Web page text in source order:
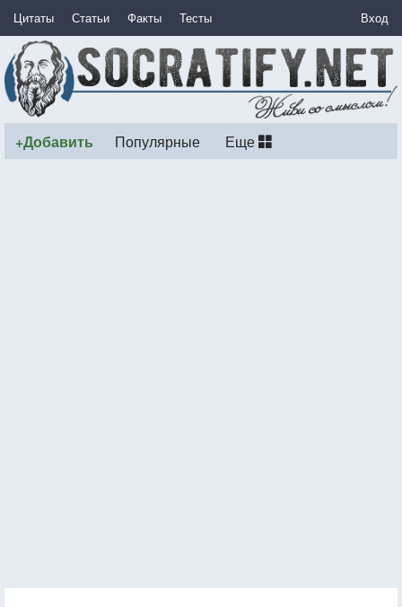
Цитаты Статьи Факты Тесты Вход
+Добавить Популярные Еще